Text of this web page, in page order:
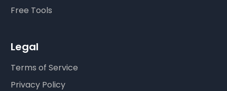
Free Tools
Legal
Terms of Service
Privacy Policy